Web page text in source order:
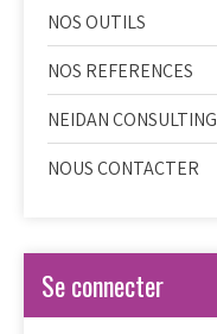
NOS OUTILS
NOS REFERENCES
NEIDAN CONSULTING
NOUS CONTACTER
Se connecter